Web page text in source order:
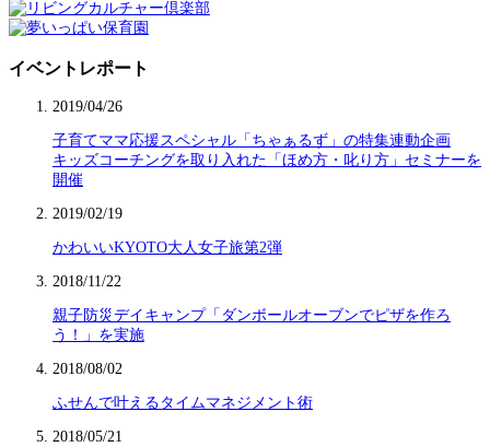
イベントレポート
2019/04/26
子育てママ応援スペシャル「ちゃぁるず」の特集連動企画
キッズコーチングを取り入れた「ほめ方・叱り方」セミナーを
開催
2019/02/19
かわいいKYOTO大人女子旅第2弾
2018/11/22
親子防災デイキャンプ「ダンボールオーブンでピザを作ろ
う！」を実施
2018/08/02
ふせんで叶えるタイムマネジメント術
2018/05/21